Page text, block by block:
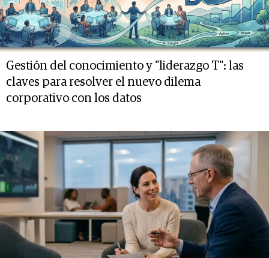
Gestión del conocimiento y "liderazgo T": las
claves para resolver el nuevo dilema
corporativo con los datos